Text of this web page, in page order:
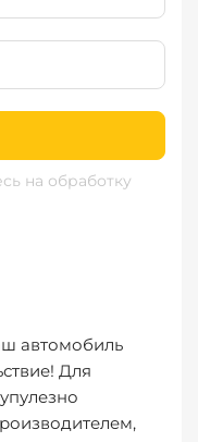
на обработку
автомобиль
Для